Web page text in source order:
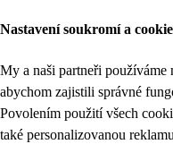
Nastavení soukromí a
My a naši partneři používáme
abychom zajistili správné
Povolením použití všech
také personalizovanou